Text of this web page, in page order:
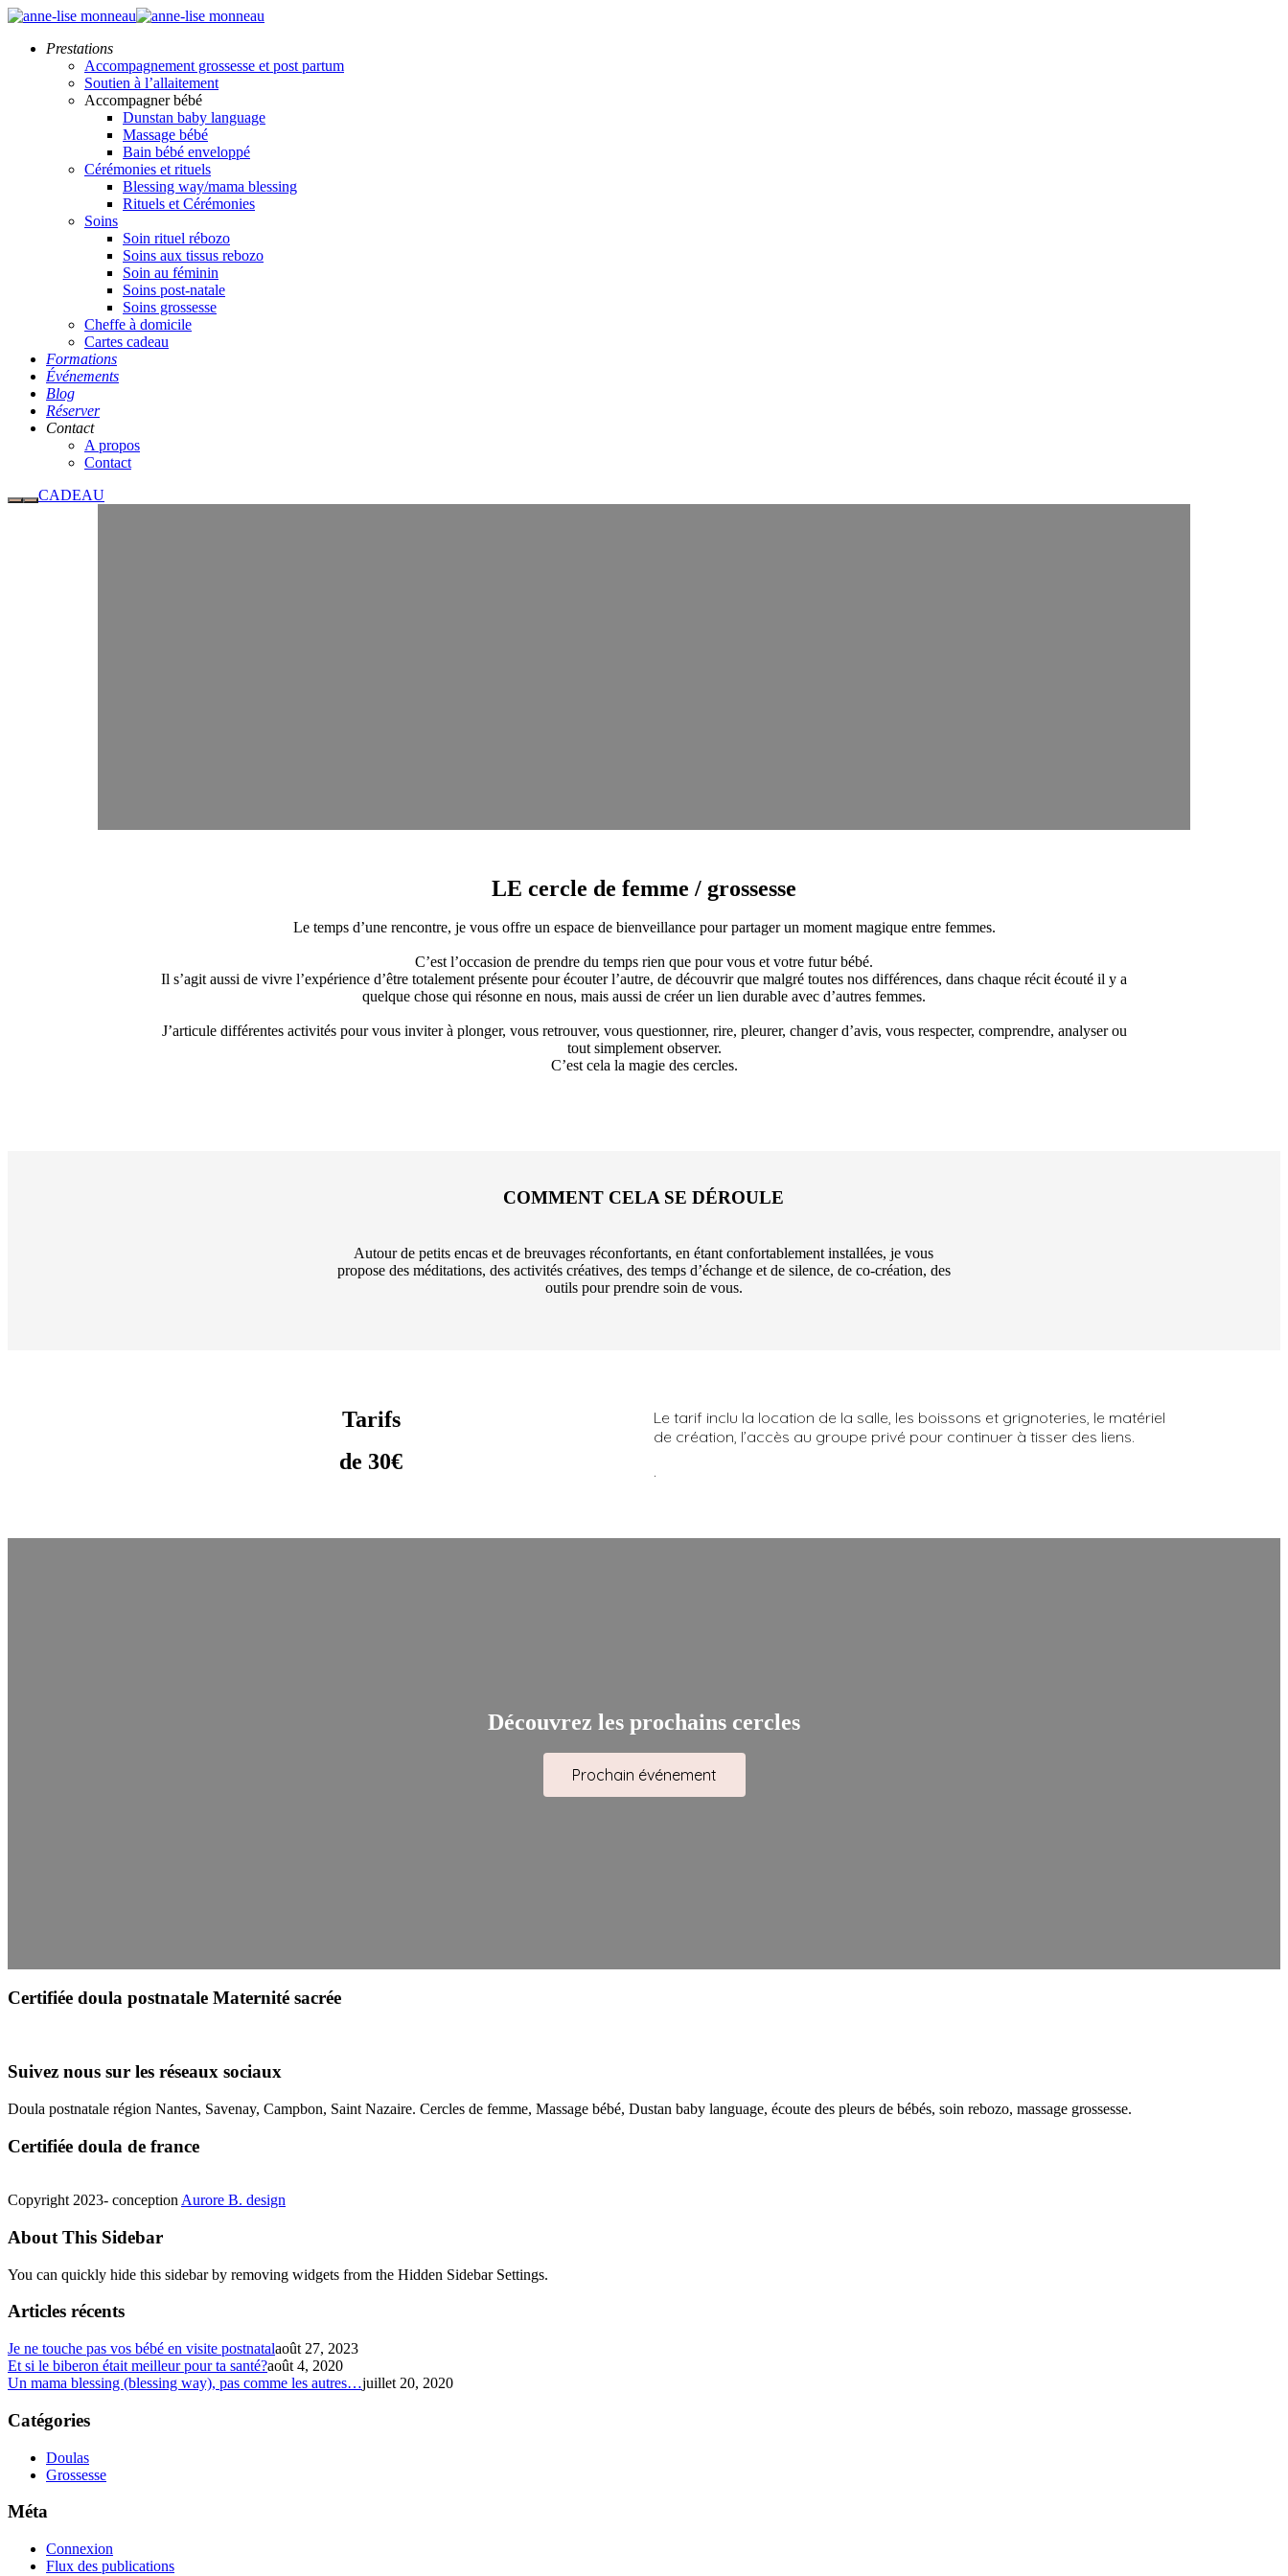
Prestations
Accompagnement grossesse et post partum
Soutien à l’allaitement
Accompagner bébé
Dunstan baby language
Massage bébé
Bain bébé enveloppé
Cérémonies et rituels
Blessing way/mama blessing
Rituels et Cérémonies
Soins
Soin rituel rébozo
Soins aux tissus rebozo
Soin au féminin
Soins post-natale
Soins grossesse
Cheffe à domicile
Cartes cadeau
Formations
Événements
Blog
Réserver
Contact
A propos
Contact
CADEAU
LE cercle de femme / grossesse
Le temps d’une rencontre, je vous offre un espace de bienveillance pour partager un moment magique entre femmes.
C’est l’occasion de prendre du temps rien que pour vous et votre futur bébé.
Il s’agit aussi de vivre l’expérience d’être totalement présente pour écouter l’autre, de découvrir que malgré toutes nos différences, dans chaque récit écouté il y a
quelque chose qui résonne en nous, mais aussi de créer un lien durable avec d’autres femmes.
J’articule différentes activités pour vous inviter à plonger, vous retrouver, vous questionner, rire, pleurer, changer d’avis, vous respecter, comprendre, analyser ou
tout simplement observer.
C’est cela la magie des cercles.
COMMENT CELA SE DÉROULE
Autour de petits encas et de breuvages réconfortants, en étant confortablement installées, je vous
propose des méditations, des activités créatives, des temps d’échange et de silence, de co-création, des
outils pour prendre soin de vous.
Tarifs
de 30€
Le tarif inclu la location de la salle, les boissons et grignoteries, le matériel
de création, l’accès au groupe privé pour continuer à tisser des liens.
.
Découvrez les prochains cercles
Prochain événement
Certifiée doula postnatale Maternité sacrée
Suivez nous sur les réseaux sociaux
Doula postnatale région Nantes, Savenay, Campbon, Saint Nazaire. Cercles de femme, Massage bébé, Dustan baby language, écoute des pleurs de bébés, soin rebozo, massage grossesse.
Certifiée doula de france
Copyright 2023- conception Aurore B. design
About This Sidebar
You can quickly hide this sidebar by removing widgets from the Hidden Sidebar Settings.
Articles récents
Je ne touche pas vos bébé en visite postnatalaoût 27, 2023
Et si le biberon était meilleur pour ta santé?août 4, 2020
Un mama blessing (blessing way), pas comme les autres…juillet 20, 2020
Catégories
Doulas
Grossesse
Méta
Connexion
Flux des publications